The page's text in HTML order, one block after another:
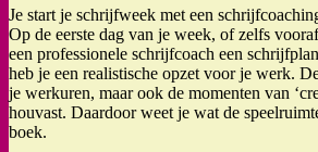
Je start je schrijfweek met een
Op de eerste dag van je week, of zelfs
een professionele schrijfcoach een
heb je een realistische opzet voor je werk.
je werkuren, maar ook de momenten van
houvast. Daardoor weet je wat de
boek.